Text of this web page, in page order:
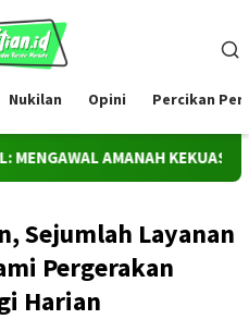
Nukilan Opini Percikan
AMANAH KEKUASAAN ATAS
Sejumlah Layanan
Pergerakan
Harian